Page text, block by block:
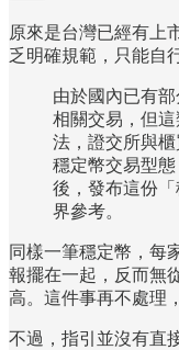
原來是台灣已經有上
乏明確規範，只能自
由於國內已有
相關交易，但
法，證交所與
穩定幣交易型
後，發布這份
界參考。
同樣一筆穩定幣，每
報擺在一起，反而無
高。這件事再不處理
不過，指引並沒有直